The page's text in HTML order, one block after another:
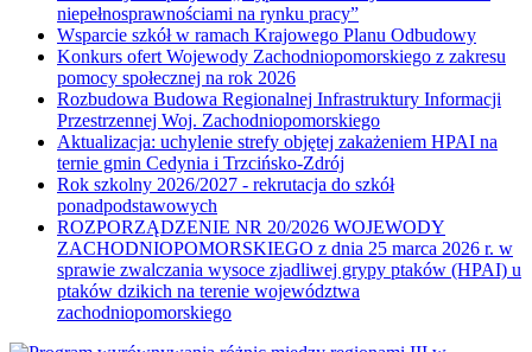
niepełnosprawnościami na rynku pracy”
Wsparcie szkół w ramach Krajowego Planu Odbudowy
Konkurs ofert Wojewody Zachodniopomorskiego z zakresu
pomocy społecznej na rok 2026
Rozbudowa Budowa Regionalnej Infrastruktury Informacji
Przestrzennej Woj. Zachodniopomorskiego
Aktualizacja: uchylenie strefy objętej zakażeniem HPAI na
ternie gmin Cedynia i Trzcińsko-Zdrój
Rok szkolny 2026/2027 - rekrutacja do szkół
ponadpodstawowych
ROZPORZĄDZENIE NR 20/2026 WOJEWODY
ZACHODNIOPOMORSKIEGO z dnia 25 marca 2026 r. w
sprawie zwalczania wysoce zjadliwej grypy ptaków (HPAI) u
ptaków dzikich na terenie województwa
zachodniopomorskiego